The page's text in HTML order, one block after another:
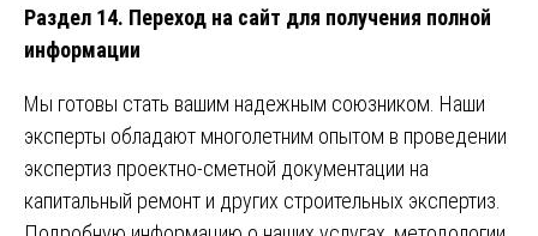
Раздел 14. Переход на сайт для получения полной
информации
Мы готовы стать вашим надежным союзником. Наши
эксперты обладают многолетним опытом в проведении
экспертиз проектно-сметной документации на
капитальный ремонт и других строительных экспертиз.